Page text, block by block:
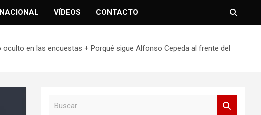
VÍDEOS CONTACTO
oculto en las encuestas + Porqué sigue Alfonso Cepeda al frente del